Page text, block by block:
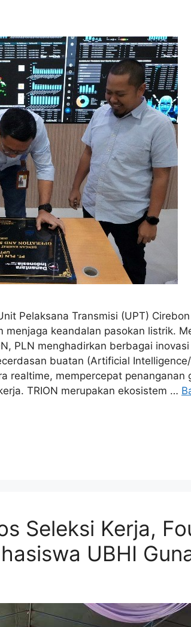
Pelaksana Transmisi (UPT)
keandalan pasokan listrik.
PLN menghadirkan berbagai
buatan (Artificial
realtime, mempercepat penanganan
TRION merupakan ekosistem …
Seleksi Kerja,
UBHI